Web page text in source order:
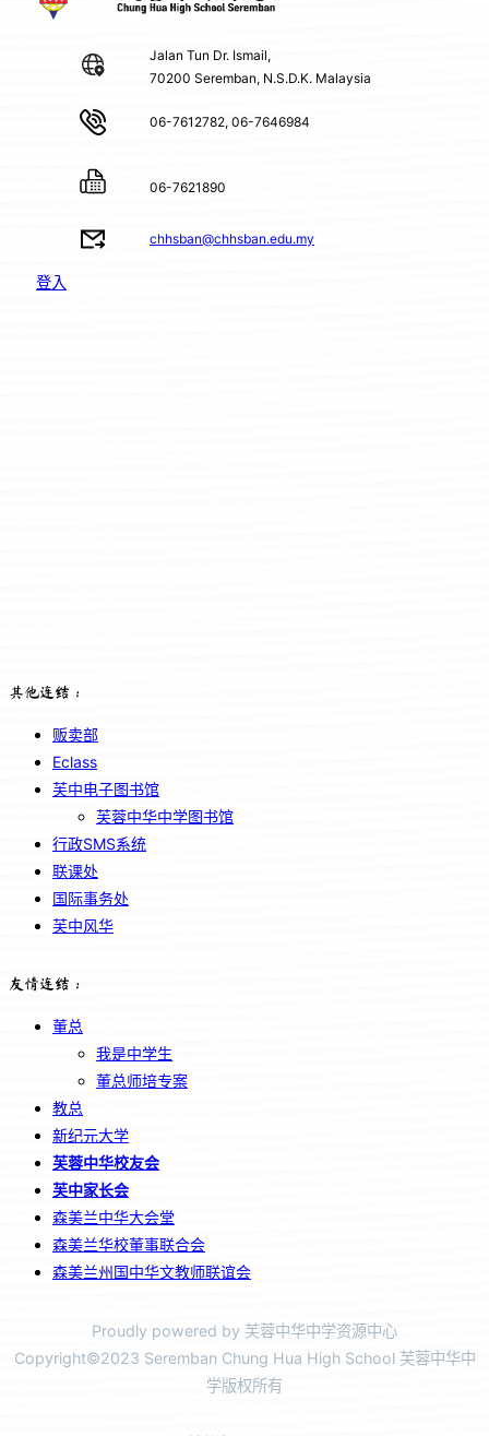
Jalan Tun Dr. Ismail,
70200 Seremban, N.S.D.K. Malaysia
06-7612782, 06-7646984
06-7621890
chhsban@chhsban.edu.my
登入
其他连结：
贩卖部
Eclass
芙中电子图书馆
芙蓉中华中学图书馆
行政SMS系统
联课处
国际事务处
芙中风华
友情连结：
董总
我是中学生
董总师培专案
教总
新纪元大学
芙蓉中华校友会
芙中家长会
森美兰中华大会堂
森美兰华校董事联合会
森美兰州国中华文教师联谊会
Proudly powered by 芙蓉中华中学资源中心
Copyright©2023 Seremban Chung Hua High School 芙蓉中华中
学版权所有